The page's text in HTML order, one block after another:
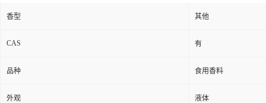
香型 其他
CAS 有
品种 食用香料
外观 液体